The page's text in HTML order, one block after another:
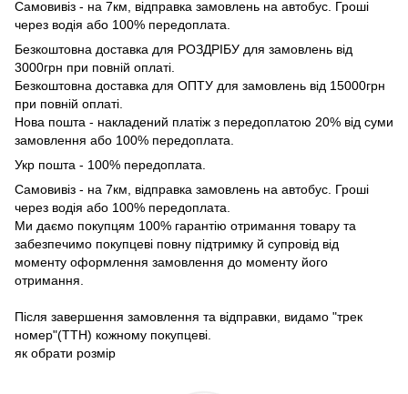
Самовивіз - на 7км, відправка замовлень на автобус. Гроші
через водія або 100% передоплата.
Безкоштовна доставка для РОЗДРІБУ для замовлень від
3000грн при повній оплаті.
Безкоштовна доставка для ОПТУ для замовлень від 15000грн
при повній оплаті.
Нова пошта - накладений платіж з передоплатою 20% від суми
замовлення або 100% передоплата.
Укр пошта - 100% передоплата.
Самовивіз - на 7км, відправка замовлень на автобус. Гроші
через водія або 100% передоплата.
Ми даємо покупцям 100% гарантію отримання товару та
забезпечимо покупцеві повну підтримку й супровід від
моменту оформлення замовлення до моменту його
отримання.
Після завершення замовлення та відправки, видамо "трек
номер"(ТТН) кожному покупцеві.
як обрати розмір